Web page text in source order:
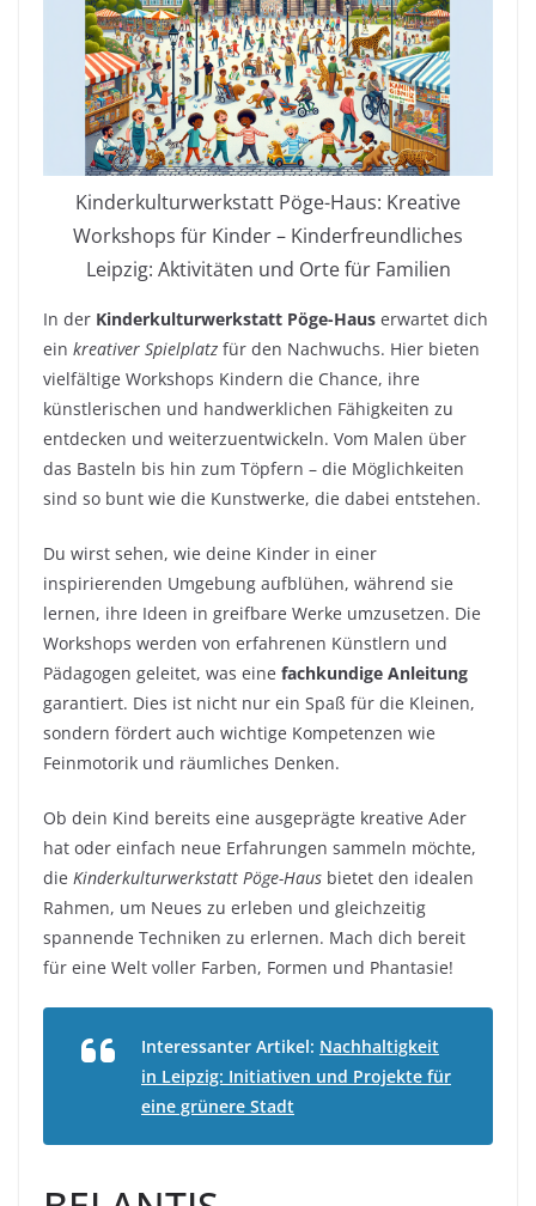
Kinderkulturwerkstatt Pöge-Haus: Kreative
Workshops für Kinder – Kinderfreundliches
Leipzig: Aktivitäten und Orte für Familien
In der Kinderkulturwerkstatt Pöge-Haus erwartet dich
ein kreativer Spielplatz für den Nachwuchs. Hier bieten
vielfältige Workshops Kindern die Chance, ihre
künstlerischen und handwerklichen Fähigkeiten zu
entdecken und weiterzuentwickeln. Vom Malen über
das Basteln bis hin zum Töpfern – die Möglichkeiten
sind so bunt wie die Kunstwerke, die dabei entstehen.
Du wirst sehen, wie deine Kinder in einer
inspirierenden Umgebung aufblühen, während sie
lernen, ihre Ideen in greifbare Werke umzusetzen. Die
Workshops werden von erfahrenen Künstlern und
Pädagogen geleitet, was eine fachkundige Anleitung
garantiert. Dies ist nicht nur ein Spaß für die Kleinen,
sondern fördert auch wichtige Kompetenzen wie
Feinmotorik und räumliches Denken.
Ob dein Kind bereits eine ausgeprägte kreative Ader
hat oder einfach neue Erfahrungen sammeln möchte,
die Kinderkulturwerkstatt Pöge-Haus bietet den idealen
Rahmen, um Neues zu erleben und gleichzeitig
spannende Techniken zu erlernen. Mach dich bereit
für eine Welt voller Farben, Formen und Phantasie!
Interessanter Artikel: Nachhaltigkeit
in Leipzig: Initiativen und Projekte für
eine grünere Stadt